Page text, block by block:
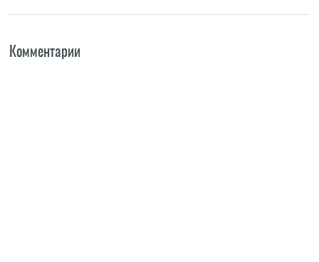
Комментарии